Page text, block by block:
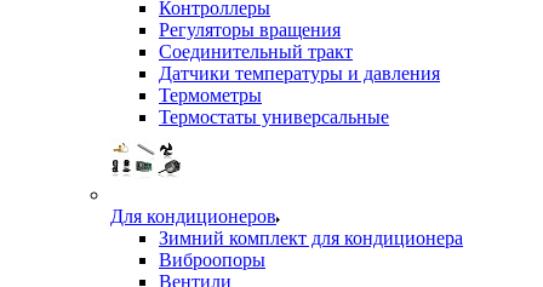
Контроллеры
Регуляторы вращения
Соединительный тракт
Датчики температуры и давления
Термометры
Термостаты универсальные
Для кондиционеров
Зимний комплект для кондиционера
Виброопоры
Вентили